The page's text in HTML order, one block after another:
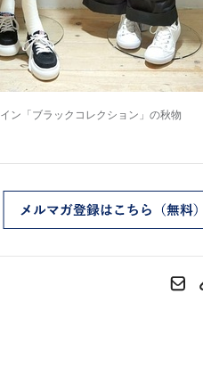
ン「ブラックコレクション」の秋物